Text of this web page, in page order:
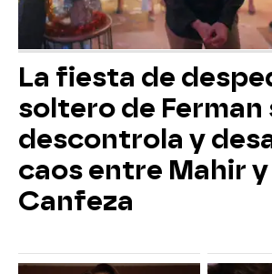
La fiesta de
soltero de Ferman
descontrola y
caos entre Mahir y
Canfeza